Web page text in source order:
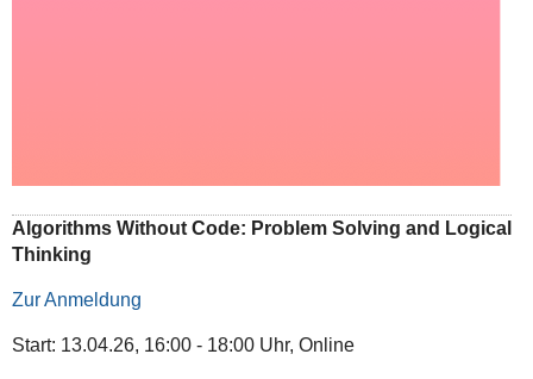
Algorithms Without Code: Problem Solving and Logical
Thinking
Zur Anmeldung
Start: 13.04.26, 16:00 - 18:00 Uhr, Online